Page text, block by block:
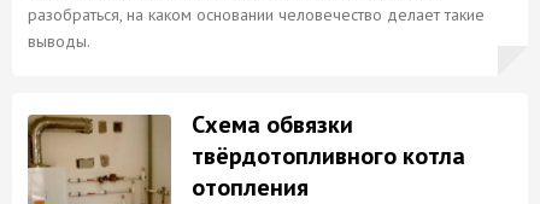
разобраться, на каком основании человечество делает такие
выводы.
Схема обвязки
твёрдотопливного котла
отопления